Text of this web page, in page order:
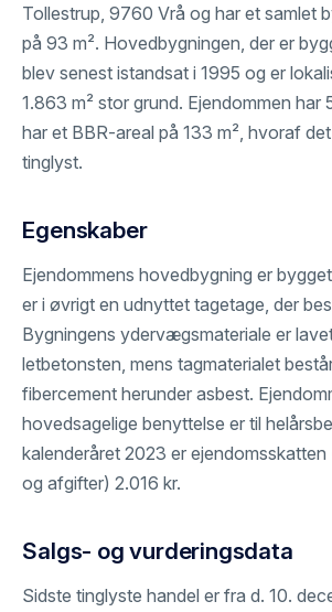
Tollestrup, 9760 Vrå og har et samlet
på 93 m². Hovedbygningen, der er
blev senest istandsat i 1995 og er
1.863 m² stor grund. Ejendommen har
har et BBR-areal på 133 m², hvoraf
tinglyst.
Egenskaber
Ejendommens hovedbygning er
er i øvrigt en udnyttet tagetage, der
Bygningens ydervægsmateriale er
letbetonsten, mens tagmaterialet
fibercement herunder asbest.
hovedsagelige benyttelse er til
kalenderåret 2023 er ejendomsskatten
og afgifter) 2.016 kr.
Salgs- og vurderingsdata
Sidste tinglyste handel er fra d. 10.